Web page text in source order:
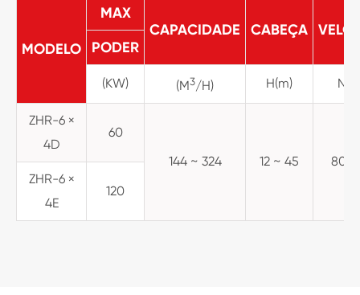
MODELO
MAX
CAPACIDADE
CABEÇA
PODER
(KW) (M3/H) H(m) N
ZHR-6 ×
4D
60
144 ~ 324
12 ~ 45
800
ZHR-6 ×
4E
120